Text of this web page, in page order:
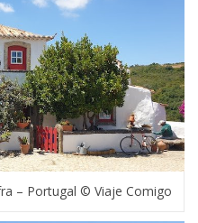
– Portugal © Viaje Comigo